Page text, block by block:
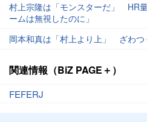
村上宗隆は「モンスターだ」 HR
ームは無視したのに」
岡本和真は「村上より上」 ざわ
関連情報（BiZ PAGE＋）
FEFERJ